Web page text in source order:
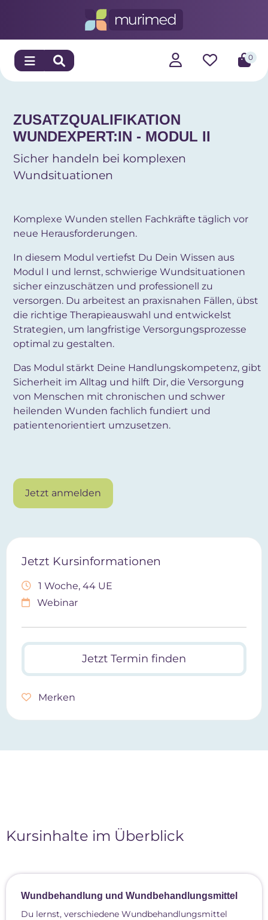
0
ZUSATZQUALIFIKATION
WUNDEXPERT:IN - MODUL II
Sicher handeln bei komplexen
Wundsituationen
Komplexe Wunden stellen Fachkräfte täglich vor
neue Herausforderungen.
In diesem Modul vertiefst Du Dein Wissen aus
Modul I und lernst, schwierige Wundsituationen
sicher einzuschätzen und professionell zu
versorgen. Du arbeitest an praxisnahen Fällen, übst
die richtige Therapieauswahl und entwickelst
Strategien, um langfristige Versorgungsprozesse
optimal zu gestalten.
Das Modul stärkt Deine Handlungskompetenz, gibt
Sicherheit im Alltag und hilft Dir, die Versorgung
von Menschen mit chronischen und schwer
heilenden Wunden fachlich fundiert und
patientenorientiert umzusetzen.
Jetzt anmelden
Jetzt Kursinformationen
1 Woche, 44 UE
Webinar
Jetzt Termin finden
Merken
Kursinhalte im Überblick
Wundbehandlung und Wundbehandlungsmittel
Du lernst, verschiedene Wundbehandlungsmittel